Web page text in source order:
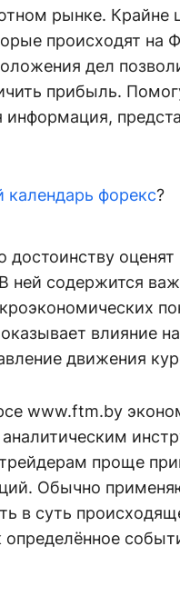
рынке. Крайне
происходят на
дел
прибыль.
информация,
календарь форекс?
оценят
ней содержится
влияние
движения
www.ftm.by
проще
Обычно
в суть
определённое